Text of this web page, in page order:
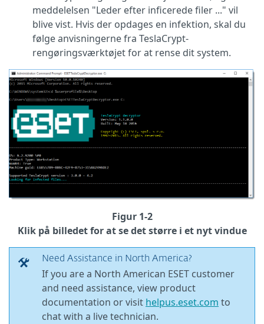
meddelelsen "Leder efter inficerede filer ..." vil
blive vist. Hvis der opdages en infektion, skal du
følge anvisningerne fra TeslaCrypt-
rengøringsværktøjet for at rense dit system.
Figur 1-2
Klik på billedet for at se det større i et nyt vindue
Need Assistance in North America?
If you are a North American ESET customer
and need assistance, view product
documentation or visit helpus.eset.com to
chat with a live technician.